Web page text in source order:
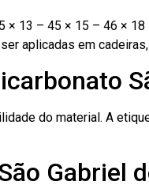
13 – 45 × 15 – 46 × 18
aplicadas em
do material. A
Gabriel